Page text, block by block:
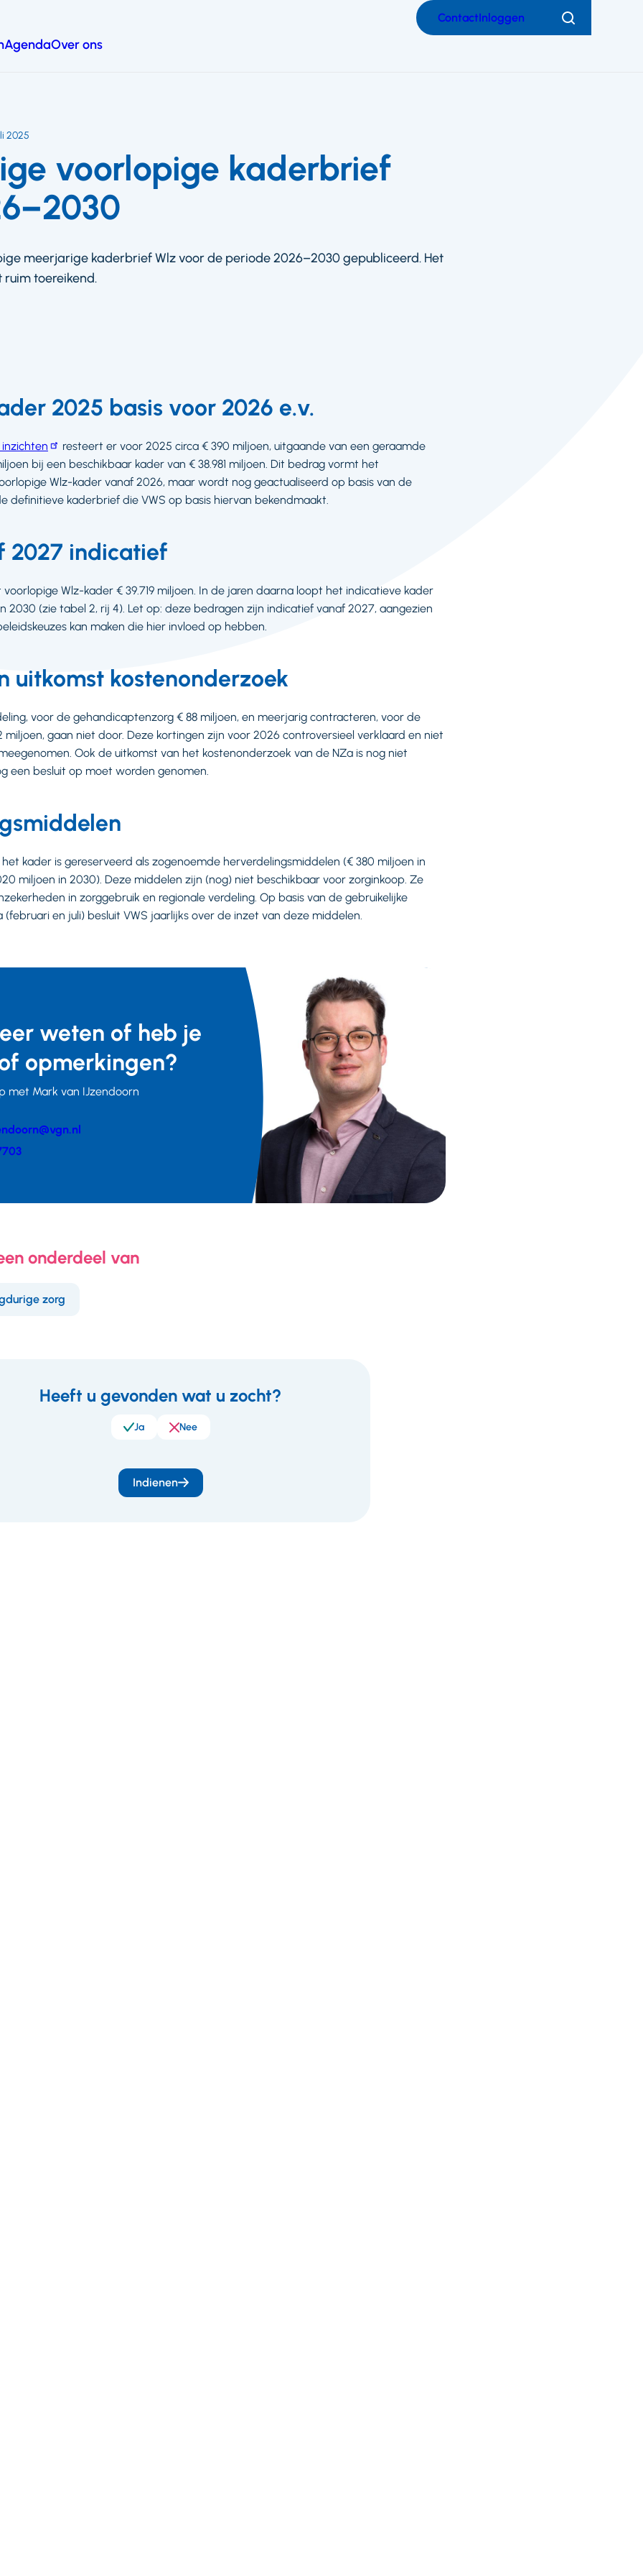
AgendaOver ons
ContactInloggen Zoeken
voorlopige kaderbrief
2025
meerjarige kaderbrief Wlz voor de periode 2026–2030 gepubliceerd. Het
toereikend.
2025 basis voor 2026 e.v.
resteert er voor 2025 circa € 390 miljoen, uitgaande van een geraamde
bij een beschikbaar kader van € 38.981 miljoen. Dit bedrag vormt het
Wlz-kader vanaf 2026, maar wordt nog geactualiseerd op basis van de
definitieve kaderbrief die VWS op basis hiervan bekendmaakt.
2027 indicatief
Wlz-kader € 39.719 miljoen. In de jaren daarna loopt het indicatieve kader
2030 (zie tabel 2, rij 4). Let op: deze bedragen zijn indicatief vanaf 2027, aangezien
kan maken die hier invloed op hebben.
uitkomst kostenonderzoek
voor de gehandicaptenzorg € 88 miljoen, en meerjarig contracteren, voor de
gaan niet door. Deze kortingen zijn voor 2026 controversieel verklaard en niet
Ook de uitkomst van het kostenonderzoek van de NZa is nog niet
een besluit op moet worden genomen.
kader is gereserveerd als zogenoemde herverdelingsmiddelen (€ 380 miljoen in
miljoen in 2030). Deze middelen zijn (nog) niet beschikbaar voor zorginkoop. Ze
in zorggebruik en regionale verdeling. Op basis van de gebruikelijke
en juli) besluit VWS jaarlijks over de inzet van deze middelen.
weten of heb je
opmerkingen?
met Mark van IJzendoorn
onderdeel van
zorg
Heeft u gevonden wat u zocht?
Ja Nee
Indienen